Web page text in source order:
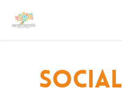
Social